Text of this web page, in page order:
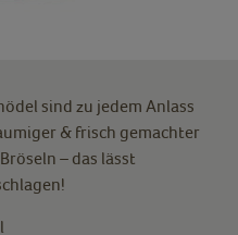
sind zu jedem Anlass
& frisch gemachter
– das lässt